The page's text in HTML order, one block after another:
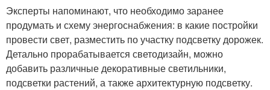
Эксперты напоминают, что необходимо заранее
продумать и схему энергоснабжения: в какие постройки
провести свет, разместить по участку подсветку дорожек.
Детально прорабатывается светодизайн, можно
добавить различные декоративные светильники,
подсветки растений, а также архитектурную подсветку.